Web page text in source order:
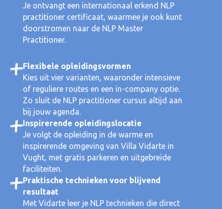
Je ontvangt een internationaal erkend NLP
practitioner certificaat, waarmee je ook kunt
doorstromen naar de NLP Master
Practitioner.
Flexibele opleidingsvormen
Kies uit vier varianten, waaronder intensieve
of reguliere routes en een in-company optie.
Zo sluit de NLP practitioner cursus altijd aan
bij jouw agenda.
Inspirerende opleidingslocatie
Je volgt de opleiding in de warme en
inspirerende omgeving van Villa Vidarte in
Vught, met gratis parkeren en uitgebreide
faciliteiten.
Praktische technieken voor blijvend
resultaat
Met Vidarte leer je NLP technieken die direct